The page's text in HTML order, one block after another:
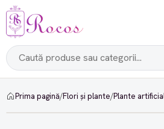
Prima pagină/Flori și plante/Plante